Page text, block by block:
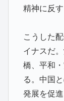
精神に反す
こうした
イナスだ
橋、平和
る。中国
発展を促